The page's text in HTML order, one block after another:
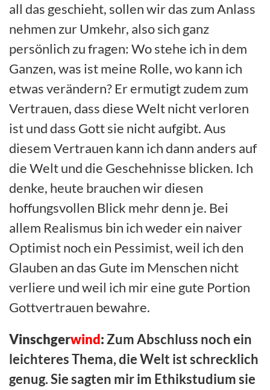
all das geschieht, sollen wir das zum Anlass
nehmen zur Umkehr, also sich ganz
persönlich zu fragen: Wo stehe ich in dem
Ganzen, was ist meine Rolle, wo kann ich
etwas verändern? Er ermutigt zudem zum
Vertrauen, dass diese Welt nicht verloren
ist und dass Gott sie nicht aufgibt. Aus
diesem Vertrauen kann ich dann anders auf
die Welt und die Geschehnisse blicken. Ich
denke, heute brauchen wir diesen
hoffungsvollen Blick mehr denn je. Bei
allem Realismus bin ich weder ein naiver
Optimist noch ein Pessimist, weil ich den
Glauben an das Gute im Menschen nicht
verliere und weil ich mir eine gute Portion
Gottvertrauen bewahre.
Vinschgerwind:Zum Abschluss noch ein
leichteres Thema, die Welt ist schrecklich
genug. Sie sagten mir im Ethikstudium sie